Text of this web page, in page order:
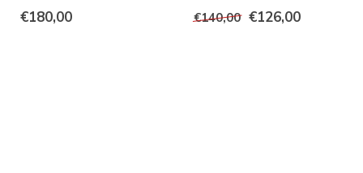
€180,00 €140,00 €126,00